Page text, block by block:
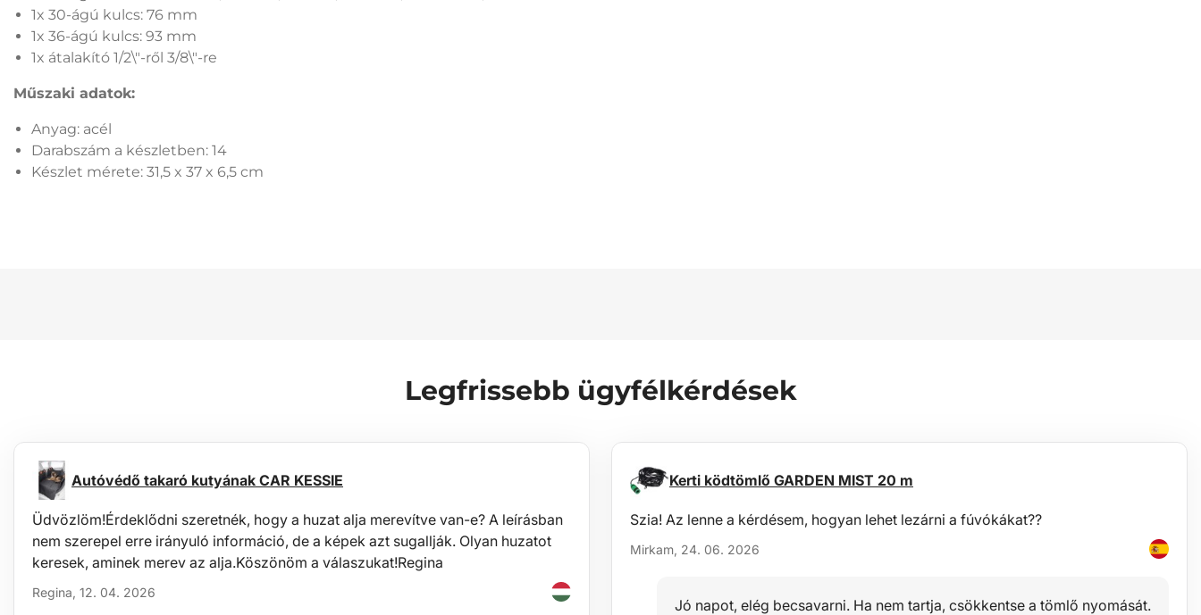
1x 30-ágú kulcs: 76 mm
1x 36-ágú kulcs: 93 mm
1x átalakító 1/2\"-ről 3/8\"-re
Műszaki adatok:
Anyag: acél
Darabszám a készletben: 14
Készlet mérete: 31,5 x 37 x 6,5 cm
Legfrissebb ügyfélkérdések
Autóvédő takaró kutyának CAR KESSIE
Üdvözlöm!Érdeklődni szeretnék, hogy a huzat alja merevítve van-e? A leírásban
nem szerepel erre irányuló információ, de a képek azt sugallják. Olyan huzatot
keresek, aminek merev az alja.Köszönöm a válaszukat!Regina
Regina, 12. 04. 2026
Kerti ködtömlő GARDEN MIST 20 m
Szia! Az lenne a kérdésem, hogyan lehet lezárni a fúvókákat??
Mirkam, 24. 06. 2026
Jó napot, elég becsavarni. Ha nem tartja, csökkentse a tömlő nyomását.